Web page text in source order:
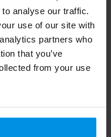
analyse our traffic.
use of our site with
partners who
that you’ve
from your use
papieren stazak
vanaf